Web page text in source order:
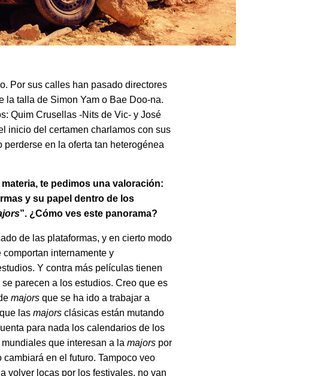
Por sus calles han pasado directores
la talla de Simon Yam o Bae Doo-na.
Quim Crusellas -Nits de Vic- y José
inicio del certamen charlamos con sus
en la oferta tan heterogénea
te pedimos una valoración:
y su papel dentro de los
”. ¿Cómo ves este panorama?
de las plataformas, y en cierto modo
internamente y
Y contra más películas tienen
parecen a los estudios. Creo que es
majors que se ha ido a trabajar a
lasmajors clásicas están mutando
para nada los calendarios de los
que interesan a lamajors por
en el futuro. Tampoco veo
volver locas por los festivales, no van